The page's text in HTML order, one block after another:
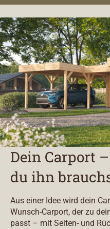
Dein Carport
du ihn
Aus einer Idee wird dein
Wunsch-Carport, der zu
passt – mit Seiten- und